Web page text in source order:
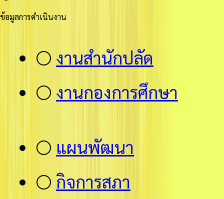
ข้อมูลการดำเนินงาน
⚪ งานสำนักปลัด
⚪ งานกองการศึกษา
⚪ แผนพัฒนา
⚪ กิจการสภา